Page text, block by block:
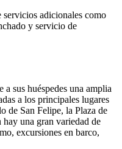
servicios adicionales como
y servicio de
sus huéspedes una amplia
a los principales lugares
de San Felipe, la Plaza de
una gran variedad de
excursiones en barco,